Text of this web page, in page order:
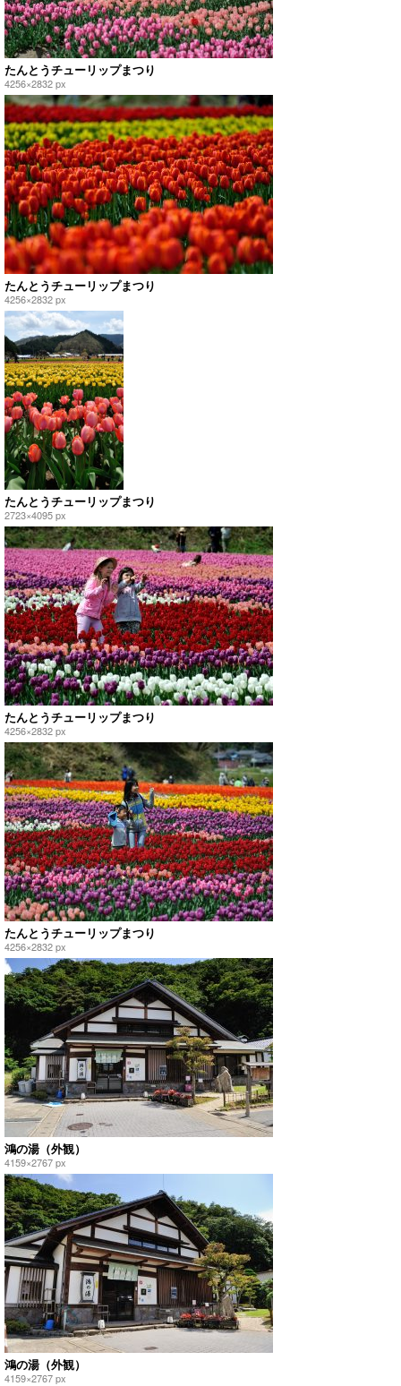
たんとうチューリップまつり
4256×2832 px
たんとうチューリップまつり
4256×2832 px
たんとうチューリップまつり
2723×4095 px
たんとうチューリップまつり
4256×2832 px
たんとうチューリップまつり
4256×2832 px
鴻の湯（外観）
4159×2767 px
鴻の湯（外観）
4159×2767 px